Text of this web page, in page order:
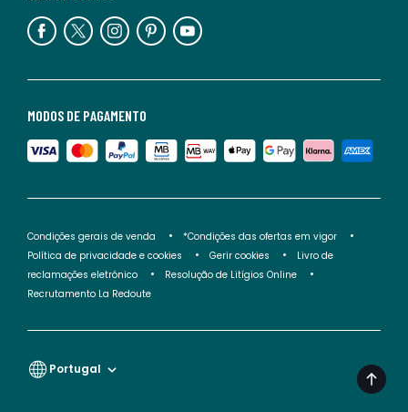
MODOS DE PAGAMENTO
Condições gerais de venda
*Condições das ofertas em vigor
Política de privacidade e cookies
Gerir cookies
Livro de
reclamações eletrónico
Resolução de Litígios Online
Recrutamento La Redoute
Portugal